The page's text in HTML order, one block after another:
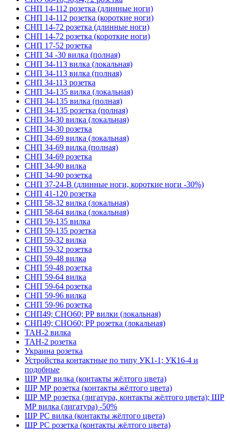
СНП 14-112 розетка (длинные ноги)
СНП 14-112 розетка (короткие ноги)
СНП 14-72 розетка (длинные ноги)
СНП 14-72 розетка (короткие ноги)
СНП 17-52 розетка
СНП 34 -30 вилка (полная)
СНП 34-113 вилка (локальная)
СНП 34-113 вилка (полная)
СНП 34-113 розетка
СНП 34-135 вилка (локальная)
СНП 34-135 вилка (полная)
СНП 34-135 розетка (полная)
СНП 34-30 вилка (локальная)
СНП 34-30 розетка
СНП 34-69 вилка (локальная)
СНП 34-69 вилка (полная)
СНП 34-69 розетка
СНП 34-90 вилка
СНП 34-90 розетка
СНП 37-24-В (длинные ноги, короткие ноги -30%)
СНП 41-120 розетка
СНП 58-32 вилка (локальная)
СНП 58-64 вилка (локальная)
СНП 59-135 вилка
СНП 59-135 розетка
СНП 59-32 вилка
СНП 59-32 розетка
СНП 59-48 вилка
СНП 59-48 розетка
СНП 59-64 вилка
СНП 59-64 розетка
СНП 59-96 вилка
СНП 59-96 розетка
СНП49; СНО60; РР вилки (локальная)
СНП49; СНО60; РР розетка (локальная)
ТАН-2 вилка
ТАН-2 розетка
Украина розетка
Устройства контактные по типу УК1-1; УК16-4 и
подобные
ШР МР вилка (контакты жёлтого цвета)
ШР МР розетка (контакты жёлтого цвета)
ШР МР розетка (лигатура, контакты жёлтого цвета); ШР
МР вилка (лигатура) -50%
ШР РС вилка (контакты жёлтого цвета)
ШР РС розетка (контакты жёлтого цвета)